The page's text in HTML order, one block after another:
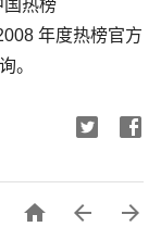
国热榜
年度热榜官方
。
  